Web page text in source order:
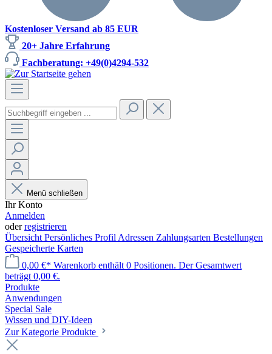
Kostenloser Versand ab 85 EUR
20+ Jahre Erfahrung
Fachberatung: +49(0)4294-532
Menü schließen
Ihr Konto
Anmelden
oderregistrieren
Übersicht Persönliches Profil Adressen Zahlungsarten Bestellungen
Gespeicherte Karten
0,00 €* Warenkorb enthält 0 Positionen. Der Gesamtwert
beträgt 0,00 €.
Produkte
Anwendungen
Special Sale
Wissen und DIY-Ideen
Zur Kategorie Produkte